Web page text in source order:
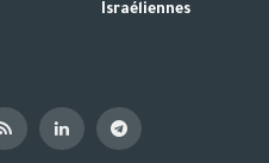
Israéliennes